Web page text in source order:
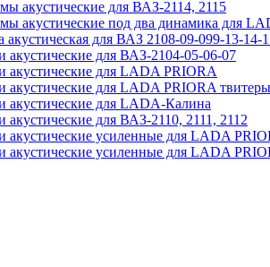
акустические для ВАЗ-2114, 2115
акустические под два динамика для
акустическая для ВАЗ 2108-09-099-13-14-
акустические для ВАЗ-2104-05-06-07
акустические для LADA PRIORA
акустические для LADA PRIORA
акустические для LADA-Калина
акустические для ВАЗ-2110, 2111, 2112
акустические усиленные для LADA
акустические усиленные для LADA